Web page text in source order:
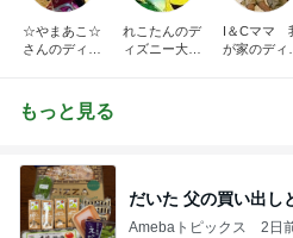
☆やまあこ☆
さんのディズ
れこたんのデ
ィズニー大好
I＆Cママ
が家のディズ
もっと見る
だいた 父の買い出し
Amebaトピックス 2日